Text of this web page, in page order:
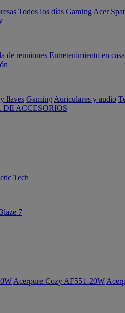
Todos los días Gaming Acer
de reuniones Entretenimiento en casa
llaves Gaming Auriculares y audio
ACCESORIOS
Tech
7
Acerpure Cozy AF551-20W